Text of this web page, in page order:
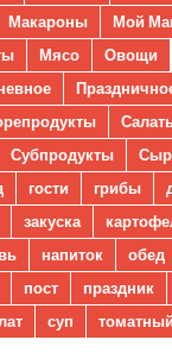
Макароны
Мой
Мясо
Овощи
Субпродукты
Сыр
гости грибы
закуска
напиток
обед
пост праздник
суп